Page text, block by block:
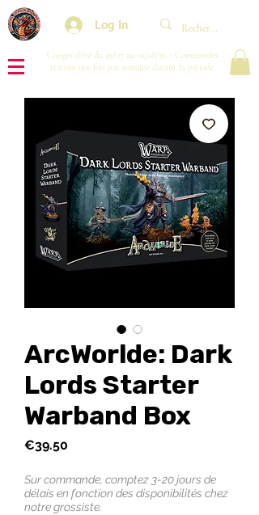
Log In
Congés d'été du 29/07 au 10/08/26 : Commandes
traitées une fois par semaine durant la période.
ArcWorlde: Dark
Lords Starter
Warband Box
€39.50
Sur commande, comptez 3-20 jours de
délais en fonction des disponibilités chez
notre grossiste.